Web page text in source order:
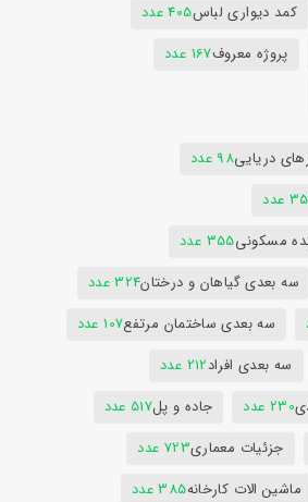
کمد دیواری لباس405 عدد
پروژه معروف167 عدد
دریایی98 عدد
عدد
مسکونی355 عدد
سه بعدی گیاهان و درختان324 عدد
سه بعدی ساختمان مرتفع107 عدد
سه بعدی افراد212 عدد
230 عدد جاده و پل517 عدد
جزئیات معماری723 عدد
ماشین الات کارخانه385 عدد